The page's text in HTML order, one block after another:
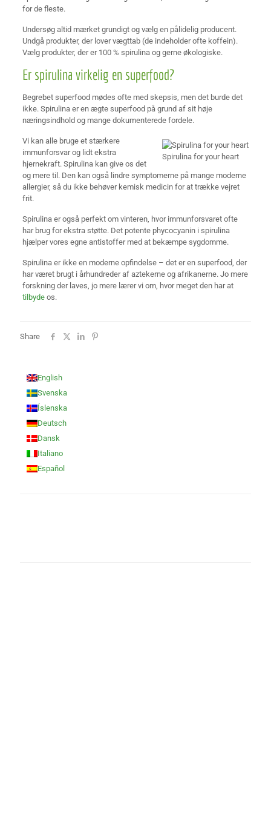
for de fleste.
Undersøg altid mærket grundigt og vælg en pålidelig producent.
Undgå produkter, der lover vægttab (de indeholder ofte koffein).
Vælg produkter, der er 100 % spirulina og gerne økologiske.
Er spirulina virkelig en superfood?
Begrebet superfood mødes ofte med skepsis, men det burde det
ikke. Spirulina er en ægte superfood på grund af sit høje
næringsindhold og mange dokumenterede fordele.
Spirulina for your heart
Vi kan alle bruge et stærkere
immunforsvar og lidt ekstra
hjernekraft. Spirulina kan give os det
og mere til. Den kan også lindre symptomerne på mange moderne
allergier, så du ikke behøver kemisk medicin for at trække vejret
frit.
Spirulina er også perfekt om vinteren, hvor immunforsvaret ofte
har brug for ekstra støtte. Det potente phycocyanin i spirulina
hjælper vores egne antistoffer med at bekæmpe sygdomme.
Spirulina er ikke en moderne opfindelse – det er en superfood, der
har været brugt i århundreder af aztekerne og afrikanerne. Jo mere
forskning der laves, jo mere lærer vi om, hvor meget den har at
tilbydeos.
Share
English
Svenska
Íslenska
Deutsch
Dansk
Italiano
Español